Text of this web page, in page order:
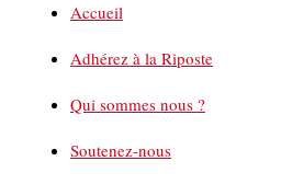
Accueil
Adhérez à la Riposte
Qui sommes nous ?
Soutenez-nous